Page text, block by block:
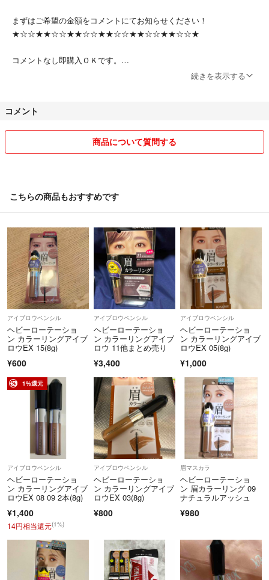
【その他情報】
プチプチなどの緩衝剤で水濡れ対策をしてから型崩れ対策を行い発送させ
で正真正銘本物です。ご安心ください。
万が一、偽物だった場合もちろん返品返金にご対応させていただきますの
☆こちらの商品はUSED品ですので新品や未使用品をお求めの方はご遠慮
ください。
まずはご希望の金額をコメントにてお知らせください！
★☆☆★★☆☆★★☆☆★★☆☆★★☆☆★★☆☆★
コメントなし即購入ＯＫです。
喫煙者はいませんので匂いの心配はございません。
メッセージのやり取りはできるだけ早く対応させて頂きますが、仕事な
少しでも皆様との気持ちの良い取引をしたいと思います。
ご不明な点は何なりとご指摘ください。
どうぞよろしくお願いいたします。
続きを表示する
コメント
商品について質問する
こちらの商品もおすすめです
アイブロウペンシル
ヘビーローテーショ
ン カラーリングアイブ
ロウEX 15(8g)
¥600
アイブロウペンシル
ヘビーローテーショ
ン カラーリングアイブ
ロウ 11他まとめ売り
¥3,400
アイブロウペンシル
ヘビーローテーショ
ン カラーリングアイブ
ロウEX 05(8g)
¥1,000
1%還元
アイブロウペンシル
ヘビーローテーショ
ン カラーリングアイブ
ロウEX 08 09 2本(8g)
¥1,400
14円相当還元(1%)
アイブロウペンシル
ヘビーローテーショ
ン カラーリングアイブ
ロウEX 03(8g)
¥800
眉マスカラ
ヘビーローテーショ
ン 眉カラーリング 09
ナチュラルアッシュ
¥980